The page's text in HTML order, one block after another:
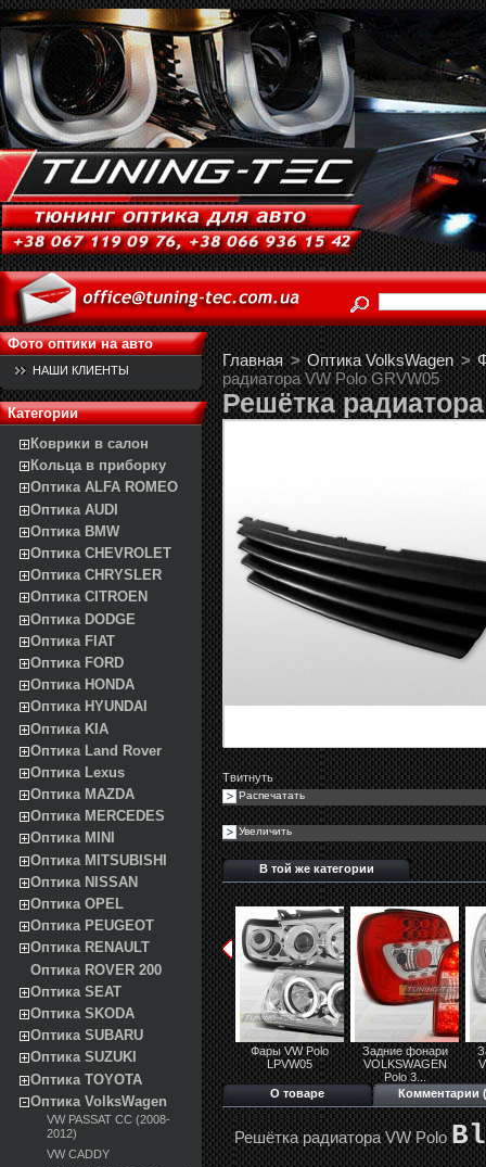
Фото оптики на авто
НАШИ КЛИЕНТЫ
Категории
Коврики в салон
Кольца в приборку
Оптика ALFA ROMEO
Оптика AUDI
Оптика BMW
Оптика CHEVROLET
Оптика CHRYSLER
Оптика CITROEN
Оптика DODGE
Оптика FIAT
Оптика FORD
Оптика HONDA
Оптика HYUNDAI
Оптика KIA
Оптика Land Rover
Оптика Lexus
Оптика MAZDA
Оптика MERCEDES
Оптика MINI
Оптика MITSUBISHI
Оптика NISSAN
Оптика OPEL
Оптика PEUGEOT
Оптика RENAULT
Оптика ROVER 200
Оптика SEAT
Оптика SKODA
Оптика SUBARU
Оптика SUZUKI
Оптика TOYOTA
Оптика VolksWagen
VW PASSAT CC (2008-
2012)
VW CADDY
Главная > Оптика VolksWagen >
радиатора VW Polo GRVW05
Решётка
Твитнуть
Распечатать
Увеличить
В той же категории
Фары VW Polo
LPVW05
Задние фонари
VOLKSWAGEN
Polo 3...
О товаре Комментарии
Решётка радиатора VW Polo